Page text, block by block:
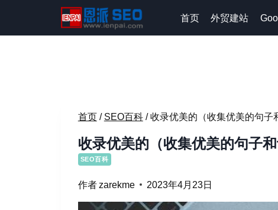
内
首页 外贸建站
首页 / SEO百科 / 收录优美的（收集优美的句子
收录优美的（收集优美的句子和
SEO百科
作者zarekme 2023年4月23日